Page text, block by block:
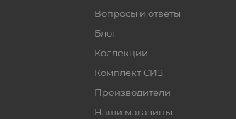
Вопросы и ответы
Блог
Коллекции
Комплект СИЗ
Производители
Наши магазины